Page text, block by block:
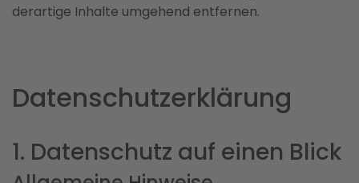
derartige Inhalte umgehend entfernen.
Datenschutz­erklärung
1. Datenschutz auf einen Blick